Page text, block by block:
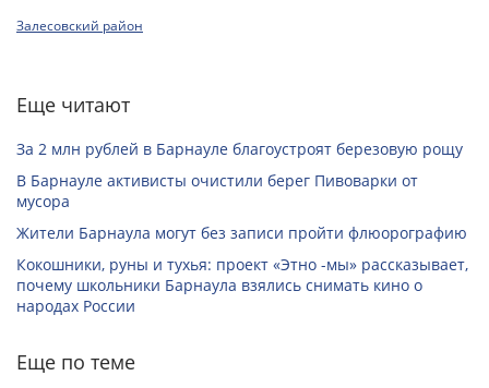
Залесовский район
Еще читают
За 2 млн рублей в Барнауле благоустроят березовую рощу
В Барнауле активисты очистили берег Пивоварки от
мусора
Жители Барнаула могут без записи пройти флюорографию
Кокошники, руны и тухья: проект «Этно -мы» рассказывает,
почему школьники Барнаула взялись снимать кино о
народах России
Еще по теме